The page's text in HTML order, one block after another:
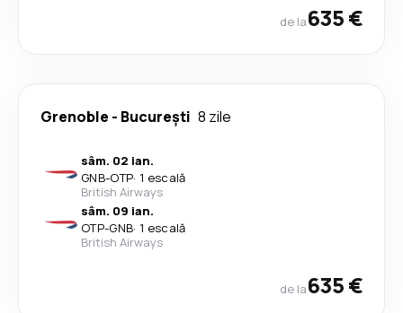
de la635 €
Grenoble - București 8 zile
sâm. 02 ian.
GNB-OTP· 1 escală
British Airways
sâm. 09 ian.
OTP-GNB· 1 escală
British Airways
de la635 €